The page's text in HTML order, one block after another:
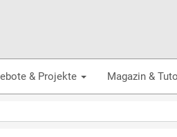
& Projekte Magazin &